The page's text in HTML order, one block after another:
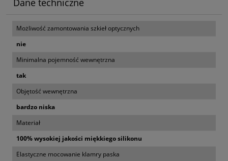
Dane techniczne
Możliwość zamontowania szkieł optycznych
nie
Minimalna pojemność wewnętrzna
tak
Objętość wewnętrzna
bardzo niska
Materiał
100% wysokiej jakości miękkiego silikonu
Elastyczne mocowanie klamry paska